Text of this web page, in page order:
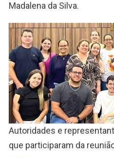
Madalena da Silva.
Autoridades e
que participaram da